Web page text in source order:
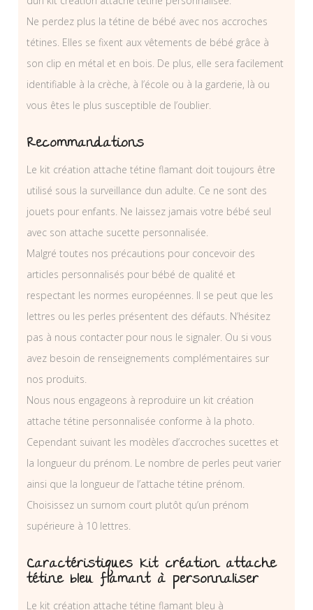
Ne perdez plus la tétine de bébé avec nos accroches
tétines. Elles se fixent aux vêtements de bébé grâce à
son clip en métal et en bois. De plus, elle sera facilement
identifiable à la crèche, à l’école ou à la garderie, là ou
vous êtes le plus susceptible de l’oublier.
Recommandations
Le kit création attache tétine flamant doit toujours être
utilisé sous la surveillance dun adulte. Ce ne sont des
jouets pour enfants. Ne laissez jamais votre bébé seul
avec son attache sucette personnalisée.
Malgré toutes nos précautions pour concevoir des
articles personnalisés pour bébé de qualité et
respectant les normes européennes. Il se peut que les
lettres ou les perles présentent des défauts. N’hésitez
pas à nous contacter pour nous le signaler. Ou si vous
avez besoin de renseignements complémentaires sur
nos produits.
Nous nous engageons à reproduire un kit création
attache tétine personnalisée conforme à la photo.
Cependant suivant les modèles d’accroches sucettes et
la longueur du prénom. Le nombre de perles peut varier
ainsi que la longueur de l’attache tétine prénom.
Choisissez un surnom court plutôt qu’un prénom
supérieure à 10 lettres.
Caractéristiques Kit création attache
tétine bleu flamant à personnaliser
Le kit création attache tétine flamant bleu à